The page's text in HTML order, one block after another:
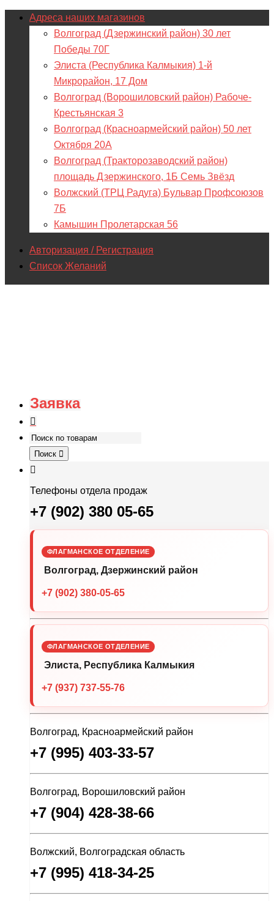
Адреса наших магазинов
Волгоград (Дзержинский район) 30 лет
Победы 70Г
Элиста (Республика Калмыкия) 1-й
Микрорайон, 17 Дом
Волгоград (Ворошиловский район) Рабоче-
Крестьянская 3
Волгоград (Красноармейский район) 50 лет
Октября 20А
Волгоград (Тракторозаводский район)
площадь Дзержинского, 1Б Семь Звёзд
Волжский (ТРЦ Радуга) Бульвар Профсоюзов
7Б
Камышин Пролетарская 56
Авторизация / Регистрация
Список Желаний
Заявка
Поиск
Телефоны отдела продаж
+7 (902) 380 05-65
ФЛАГМАНСКОЕ ОТДЕЛЕНИЕ
Волгоград, Дзержинский район
+7 (902) 380-05-65
ФЛАГМАНСКОЕ ОТДЕЛЕНИЕ
Элиста, Республика Калмыкия
+7 (937) 737-55-76
Волгоград, Красноармейский район
+7 (995) 403-33-57
Волгоград, Ворошиловский район
+7 (904) 428-38-66
Волжский, Волгоградская область
+7 (995) 418-34-25